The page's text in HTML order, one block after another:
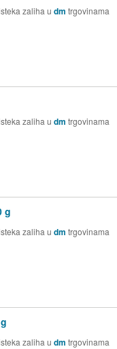
zaliha u dm trgovinama
zaliha u dm trgovinama
g
zaliha u dm trgovinama
zaliha u dm trgovinama